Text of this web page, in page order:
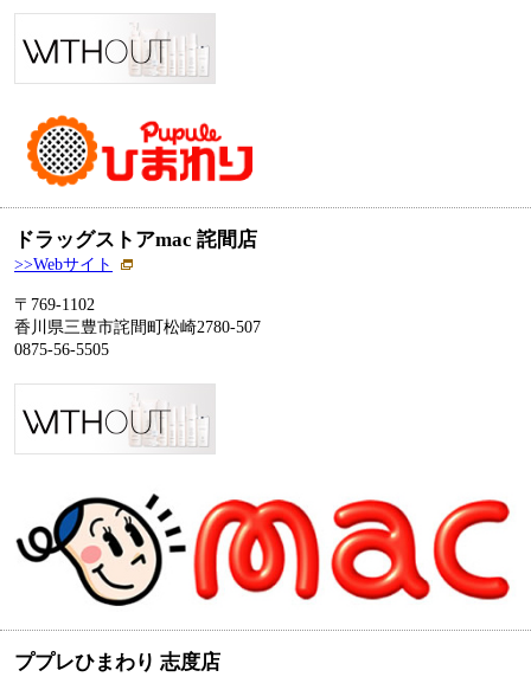
ドラッグストアmac 詫間店
>>Webサイト
〒769-1102
香川県三豊市詫間町松崎2780‐507
0875-56-5505
ププレひまわり 志度店